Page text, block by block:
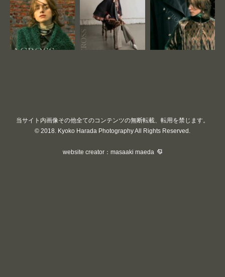
当サイト内画像その他全てのコンテンツの無断転載、転用を禁じます。
© 2018. Kyoko Harada Photography All Rights Reserved.
website creator：masaaki maeda